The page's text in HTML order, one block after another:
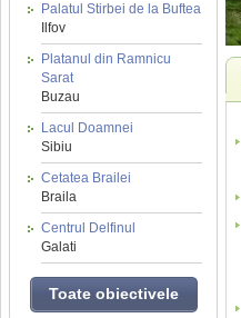
Palatul Stirbei de la Buftea
Ilfov
Platanul din Ramnicu
Sarat
Buzau
Lacul Doamnei
Sibiu
Cetatea Brailei
Braila
Centrul Delfinul
Galati
Toate obiectivele